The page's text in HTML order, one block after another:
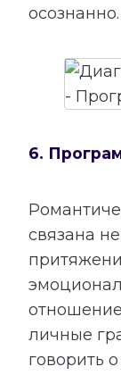
осознанно.
6.
связана
личные
говорить